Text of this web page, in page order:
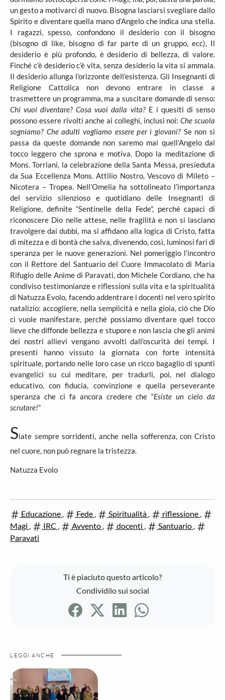
un gesto a motivarci di nuovo. Bisogna lasciarsi svegliare dallo
Spirito e diventare quella mano d’Angelo che indica una stella.
I ragazzi, spesso, confondono il desiderio con il bisogno
(bisogno di like, bisogno di far parte di un gruppo, ecc), Il
desiderio è più profondo, è desiderio di bellezza, di valore.
Finché c’è desiderio c’è vita, senza desiderio la vita si ammala.
Il desiderio allunga l’orizzonte dell’esistenza. Gli Insegnanti di
Religione Cattolica non devono entrare in classe a
trasmettere un programma, ma a suscitare domande di senso:
Chi vuoi diventare? Cosa vuoi dalla vita?E i quesiti di senso
possono essere rivolti anche ai colleghi, inclusi noi:Che scuola
sogniamo? Che adulti vogliamo essere per i giovani?Se non si
passa da queste domande non saremo mai quell’Angelo dal
tocco leggero che sprona e motiva. Dopo la meditazione di
Mons. Torriani, la celebrazione della Santa Messa, presieduta
da Sua Eccellenza Mons. Attilio Nostro, Vescovo di Mileto –
Nicotera – Tropea. Nell’Omelia ha sottolineato l’importanza
del servizio silenzioso e quotidiano delle Insegnanti di
Religione, definite “Sentinelle della Fede”, perché capaci di
riconoscere Dio nelle attese, nelle fragilità e non si lasciano
travolgere dai dubbi, ma si affidano alla logica di Cristo, fatta
di mitezza e di bontà che salva, divenendo, così, luminosi fari di
speranza per le nuove generazioni. Nel pomeriggio l’incontro
con il Rettore del Santuario del Cuore Immacolato di Maria
Rifugio delle Anime di Paravati, don Michele Cordiano, che ha
condiviso testimonianze e riflessioni sulla vita e la spiritualità
di Natuzza Evolo, facendo addentrare i docenti nel vero spirito
natalizio: accogliere, nella semplicità e nella gioia, ciò che Dio
ci vuole manifestare, perché possiamo diventare quel tocco
lieve che diffonde bellezza e stupore e non lascia che gli animi
dei nostri allievi vengano avvolti dall’oscurità dei tempi. I
presenti hanno vissuto la giornata con forte intensità
spirituale, portando nelle loro case un ricco bagaglio di spunti
evangelici su cui meditare, per tradurli, poi, nel dialogo
educativo, con fiducia, convinzione e quella perseverante
speranza che ci fa ancora credere che “Esiste un cielo da
scrutare!”
Siate sempre sorridenti, anche nella sofferenza, con Cristo
nel cuore, non può regnare la tristezza.
Natuzza Evolo
Educazione , Fede , Spiritualità , riflessione ,
Magi , IRC , Avvento , docenti , Santuario ,
Paravati
Ti è piaciuto questo articolo?
Condividilo sui social
LEGGI ANCHE